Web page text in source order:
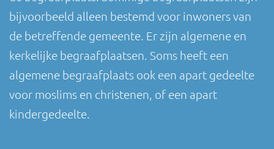
bijvoorbeeld alleen bestemd voor inwoners van
de betreffende gemeente. Er zijn algemene en
kerkelijke begraafplaatsen. Soms heeft een
algemene begraafplaats ook een apart gedeelte
voor moslims en christenen, of een apart
kindergedeelte.